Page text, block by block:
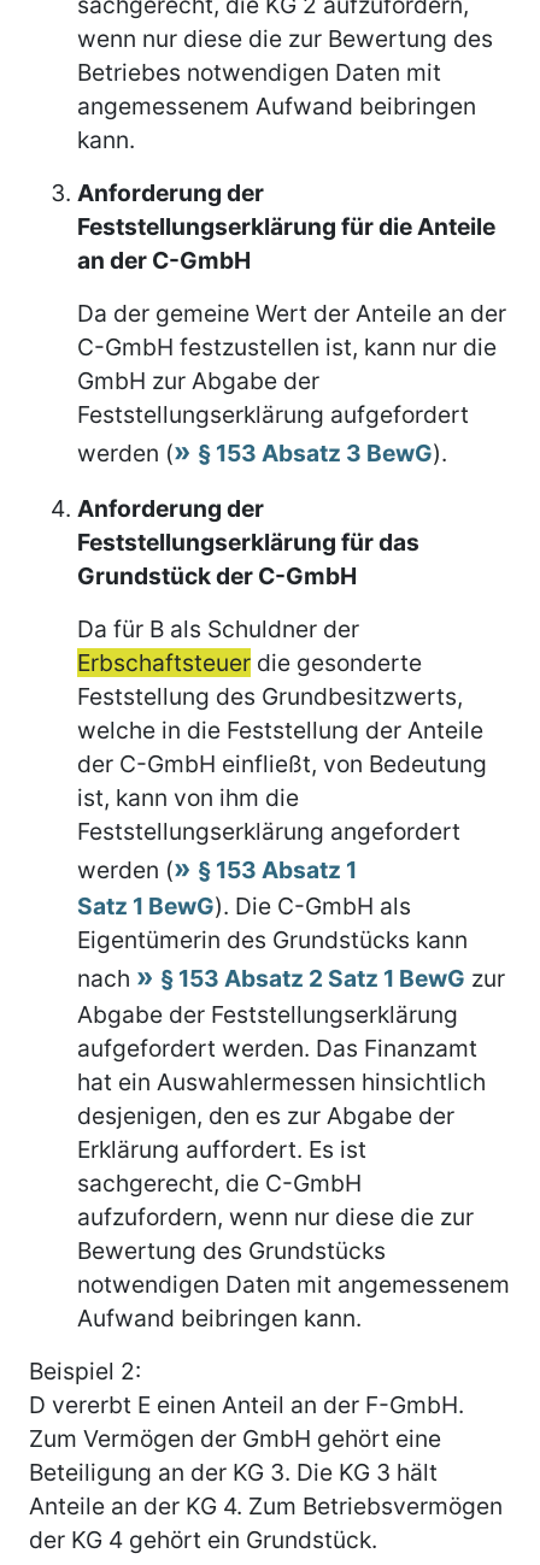
wenn nur diese die zur Bewertung des
Betriebes notwendigen Daten mit
angemessenem Aufwand beibringen
kann.
Anforderung der
Feststellungserklärung für die Anteile
an der C-GmbH
Da der gemeine Wert der Anteile an der
C-GmbH festzustellen ist, kann nur die
GmbH zur Abgabe der
Feststellungserklärung aufgefordert
werden (
§ 153 Absatz 3 BewG).
Anforderung der
Feststellungserklärung für das
Grundstück der C-GmbH
Da für B als Schuldner der
Erbschaftsteuer die gesonderte
Feststellung des Grundbesitzwerts,
welche in die Feststellung der Anteile
der C-GmbH einfließt, von Bedeutung
ist, kann von ihm die
Feststellungserklärung angefordert
werden (
§ 153 Absatz 1
Satz 1 BewG). Die C-GmbH als
Eigentümerin des Grundstücks kann
nach
§ 153 Absatz 2 Satz 1 BewG zur
Abgabe der Feststellungserklärung
aufgefordert werden. Das Finanzamt
hat ein Auswahlermessen hinsichtlich
desjenigen, den es zur Abgabe der
Erklärung auffordert. Es ist
sachgerecht, die C-GmbH
aufzufordern, wenn nur diese die zur
Bewertung des Grundstücks
notwendigen Daten mit angemessenem
Aufwand beibringen kann.
Beispiel 2:
D vererbt E einen Anteil an der F-GmbH.
Zum Vermögen der GmbH gehört eine
Beteiligung an der KG 3. Die KG 3 hält
Anteile an der KG 4. Zum Betriebsvermögen
der KG 4 gehört ein Grundstück.